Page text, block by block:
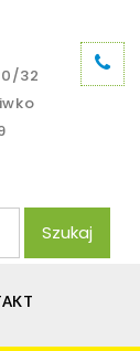
32
Szukaj